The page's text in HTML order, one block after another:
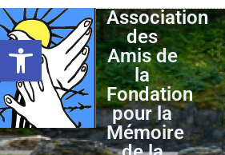
Ouvrir la barre d’outils
Association
des
Amis de
la
Fondation
pour la
Mémoire